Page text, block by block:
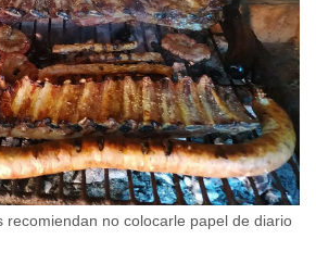
recomiendan no colocarle papel de diario